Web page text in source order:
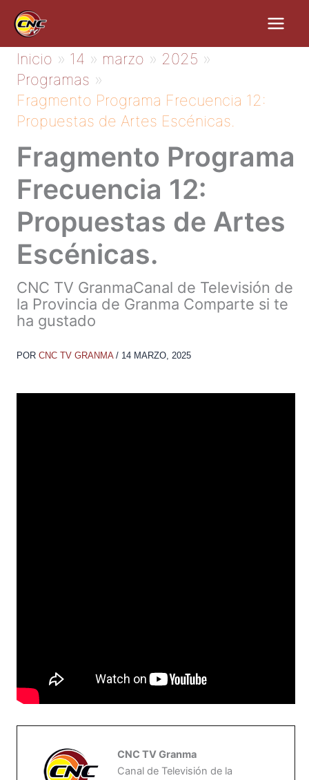
contenido
Inicio 14 marzo
2025
Programas
Fragmento Programa Frecuencia 12:
Propuestas de Artes Escénicas.
Fragmento Programa
Frecuencia 12:
Propuestas de Artes
Escénicas.
CNC TV GranmaCanal de Televisión de
la Provincia de Granma Comparte si te
ha gustado
POR CNC TV GRANMA / 14 MARZO, 2025
CNC TV Granma
Canal de Televisión de la